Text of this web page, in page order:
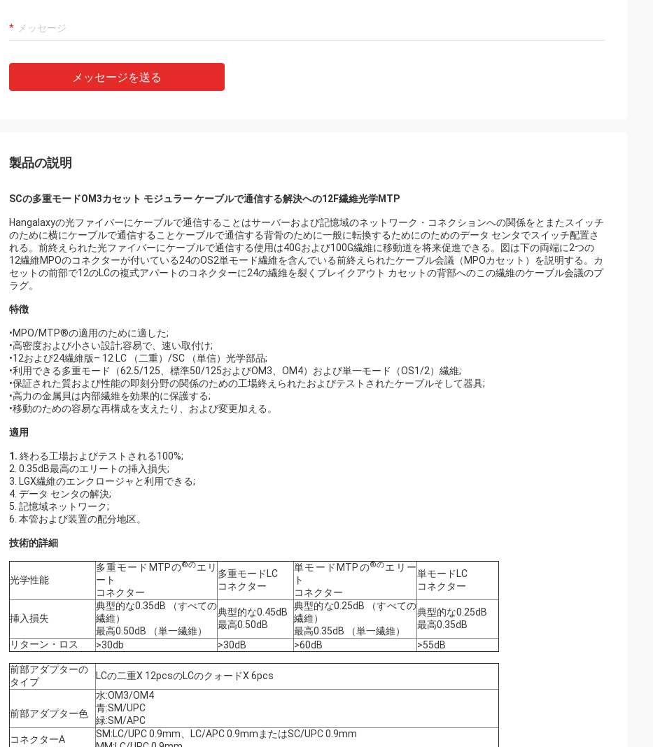
メッセージを送る
製品の説明
SCの多重モードOM3カセット モジュラー ケーブルで通信する解決への12F繊維光学MTP
Hangalaxyの光ファイバーにケーブルで通信することはサーバーおよび記憶域のネットワーク・コネクションへの関係をとまたスイッチ
のために横にケーブルで通信することケーブルで通信する背骨のために一般に転換するためにのためのデータ センタでスイッチ配置さ
れる。前終えられた光ファイバーにケーブルで通信する使用は40Gおよび100G繊維に移動道を将来促進できる。図は下の両端に2つの
12繊維MPOのコネクターが付いている24のOS2単モード繊維を含んでいる前終えられたケーブル会議（MPOカセット）を説明する。カ
セットの前部で12のLCの複式アパートのコネクターに24の繊維を裂くブレイクアウト カセットの背部へのこの繊維のケーブル会議のプ
ラグ。
特徴
•MPO/MTP®の適用のために適した;
•高密度および小さい設計;容易で、速い取付け;
•12および24繊維版– 12 LC （二重）/SC （単信）光学部品;
•利用できる多重モード（62.5/125、標準50/125およびOM3、OM4）および単一モード（OS1/2）繊維;
•保証された質および性能の即刻分野の関係のための工場終えられたおよびテストされたケーブルそして器具;
•高力の金属貝は内部繊維を効果的に保護する;
•移動のための容易な再構成を支えたり、および変更加える。
適用
1. 終わる工場およびテストされる100%;
2. 0.35dB最高のエリートの挿入損失;
3. LGX繊維のエンクロージャと利用できる;
4. データ センタの解決;
5. 記憶域ネットワーク;
6. 本管および装置の配分地区。
技術的詳細
光学性能
多重モードMTPの®のエリ
ート
コネクター
多重モードLC
コネクター
単モードMTPの®のエリー
ト
コネクター
単モードLC
コネクター
挿入損失
典型的な0.35dB （すべての
繊維）
最高0.50dB （単一繊維）
典型的な0.45dB
最高0.50dB
典型的な0.25dB （すべての
繊維）
最高0.35dB （単一繊維）
典型的な0.25dB
最高0.35dB
リターン・ロス
>30db >30dB >60dB >55dB
前部アダプターの
タイプ
LCの二重X 12pcsのLCのクォードX 6pcs
前部アダプター色
水:OM3/OM4
青:SM/UPC
緑:SM/APC
コネクターA
SM:LC/UPC 0.9mm、LC/APC 0.9mmまたはSC/UPC 0.9mm